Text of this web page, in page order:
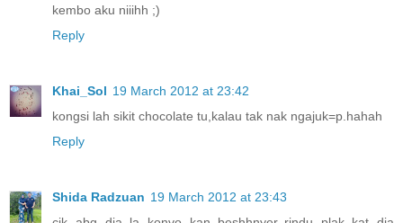
kembo aku niiihh ;)
Reply
Khai_Sol 19 March 2012 at 23:42
kongsi lah sikit chocolate tu,kalau tak nak ngajuk=p.hahah
Reply
Shida Radzuan 19 March 2012 at 23:43